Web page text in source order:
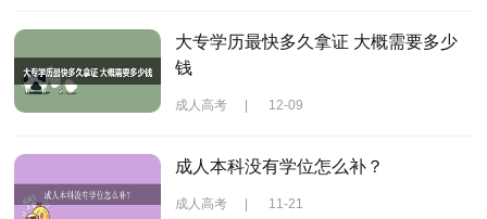
大专学历最快多久拿证 大概需要多少
钱
成人高考 12-09
成人本科没有学位怎么补？
成人高考 11-21